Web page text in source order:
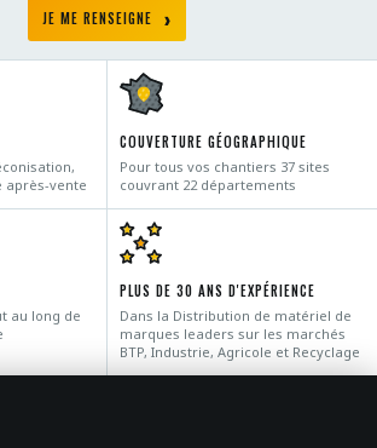
JE ME RENSEIGNE
après-vente
COUVERTURE GÉOGRAPHIQUE
Pour tous vos chantiers 37 sites
couvrant 22 départements
au long de
PLUS DE 30 ANS D'EXPÉRIENCE
Dans la Distribution de matériel de
marques leaders sur les marchés
BTP, Industrie, Agricole et Recyclage